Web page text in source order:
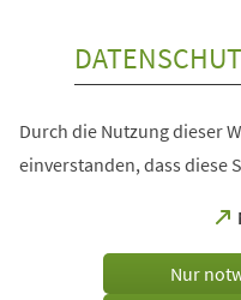
Durch die Nutzung dieser
einverstanden, dass diese
Nur